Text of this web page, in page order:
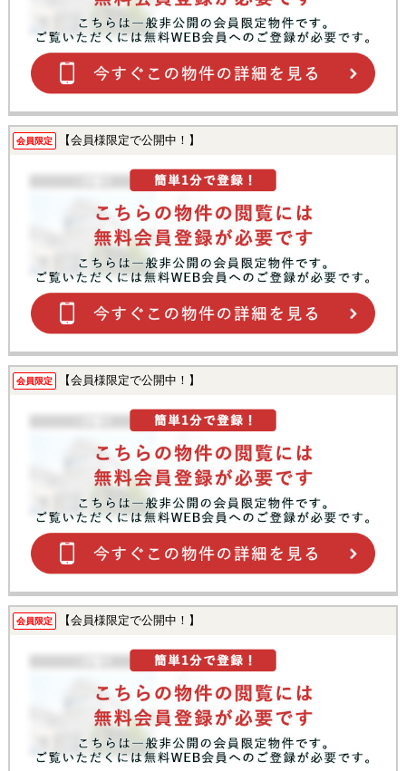
会員限定 【会員様限定で公開中！】
会員限定 【会員様限定で公開中！】
会員限定 【会員様限定で公開中！】